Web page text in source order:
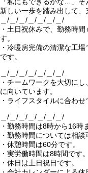
新しい一歩を踏み出して、
＿/＿/＿/＿/＿/＿/＿/
・土日祝休みで、勤務時
す。
・冷暖房完備の清潔な工
です。
＿/＿/＿/＿/＿/＿/＿/
・チームワークを大切に
に向いています。
・ライフスタイルに合わ
＿/＿/＿/＿/＿/＿/＿/
・勤務時間は8時から16時
・勤務時間については相談
・休憩時間は60分です。
・実労働時間は8時間です。
・休日は土日祝日です。